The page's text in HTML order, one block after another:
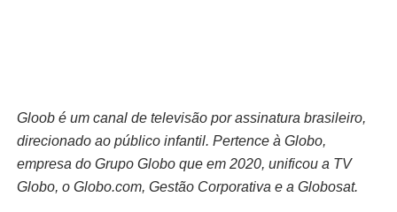
Gloob é um canal de televisão por assinatura brasileiro,
direcionado ao público infantil. Pertence à Globo,
empresa do Grupo Globo que em 2020, unificou a TV
Globo, o Globo.com, Gestão Corporativa e a Globosat.